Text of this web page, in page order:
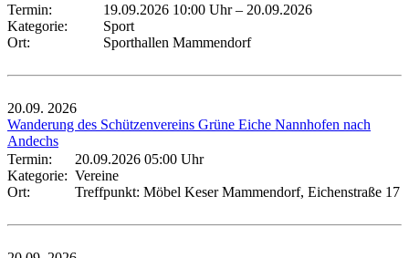
Termin:
19.09.2026 10:00 Uhr– 20.09.2026
Kategorie:
Sport
Ort:
Sporthallen Mammendorf
20.09. 2026
Wanderung des Schützenvereins Grüne Eiche Nannhofen nach
Andechs
Termin:
20.09.2026 05:00 Uhr
Kategorie: Vereine
Ort:
Treffpunkt: Möbel Keser Mammendorf, Eichenstraße 17